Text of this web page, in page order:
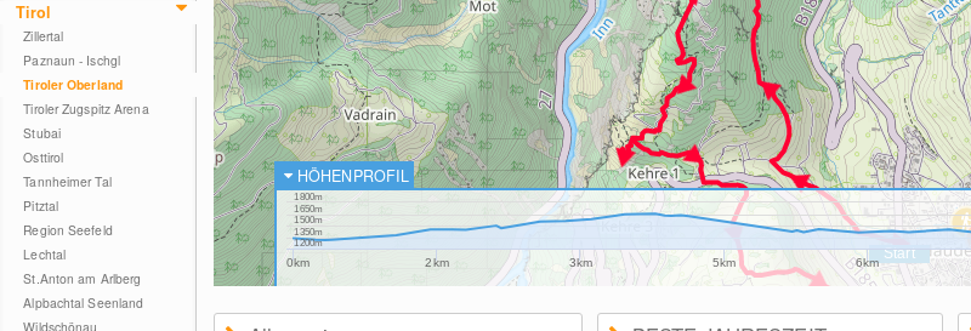
Tirol
Zillertal
Paznaun - Ischgl
Tiroler Oberland
Tiroler Zugspitz Arena
Stubai
Osttirol
Tannheimer Tal
Pitztal
Region Seefeld
Lechtal
St.Anton am Arlberg
Alpbachtal Seenland
Wildschönau
HÖHENPROFIL
0km 2km 3km 5km 6km
1200m
1350m
1500m
1650m
1800m